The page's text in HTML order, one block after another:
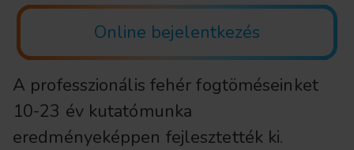
Online bejelentkezés
A professzionális fehér fogtöméseinket
10-23 év kutatómunka
eredményeképpen fejlesztették ki.